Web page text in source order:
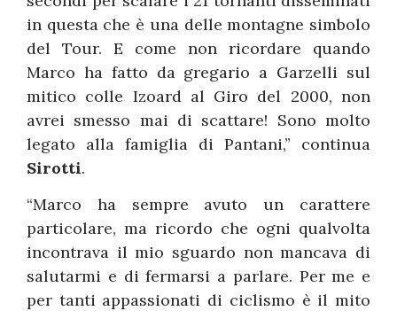
in questa che è una delle montagne simbolo
del Tour. E come non ricordare quando
Marco ha fatto da gregario a Garzelli sul
mitico colle Izoard al Giro del 2000, non
avrei smesso mai di scattare! Sono molto
legato alla famiglia di Pantani,” continua
Sirotti.
“Marco ha sempre avuto un carattere
particolare, ma ricordo che ogni qualvolta
incontrava il mio sguardo non mancava di
salutarmi e di fermarsi a parlare. Per me e
per tanti appassionati di ciclismo è il mito